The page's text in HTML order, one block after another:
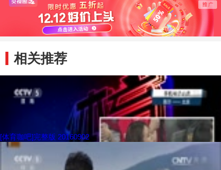
的力量站起来
相关推荐
[体育咖吧]完整版 20160902